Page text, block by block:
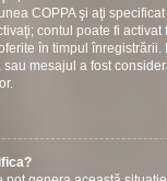
COPPA şi aţi
contul poate fi
în timpul
mesajul a fost